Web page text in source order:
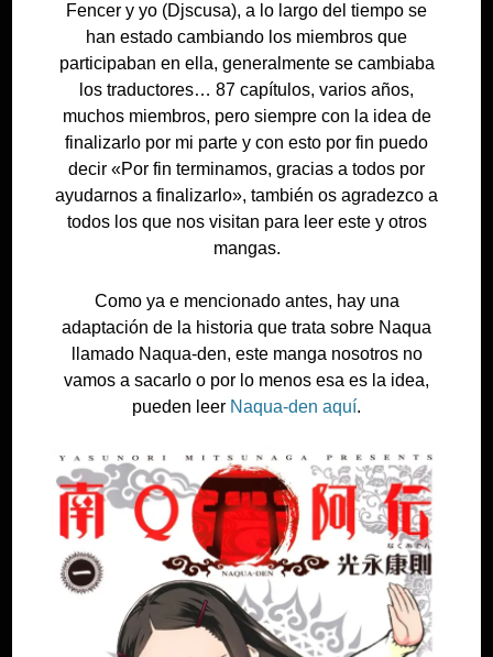
Fencer y yo (Djscusa), a lo largo del tiempo se
han estado cambiando los miembros que
participaban en ella, generalmente se cambiaba
los traductores… 87 capítulos, varios años,
muchos miembros, pero siempre con la idea de
finalizarlo por mi parte y con esto por fin puedo
decir «Por fin terminamos, gracias a todos por
ayudarnos a finalizarlo», también os agradezco a
todos los que nos visitan para leer este y otros
mangas.
Como ya e mencionado antes, hay una
adaptación de la historia que trata sobre Naqua
llamado Naqua-den, este manga nosotros no
vamos a sacarlo o por lo menos esa es la idea,
pueden leer Naqua-den aquí.